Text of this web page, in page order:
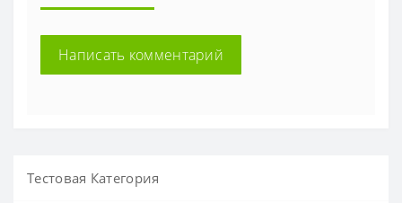
Написать комментарий
Тестовая Категория